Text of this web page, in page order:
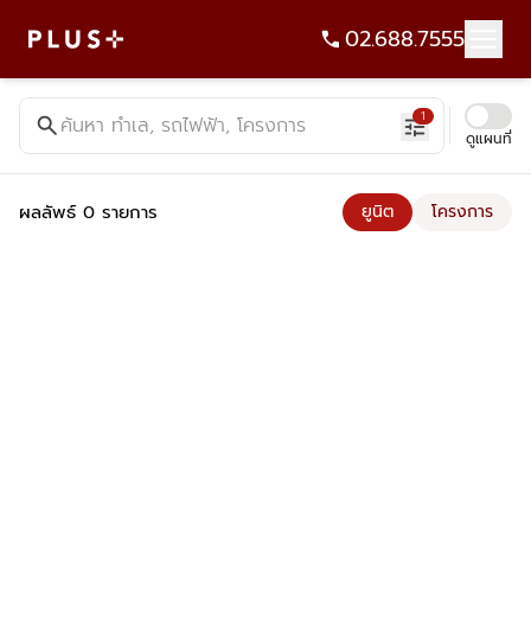
02.688.7555
ค้นหาคอนโด บ้าน ที่ดิน อาคารสำนักงาน ทั้งขายและเช่า - Plus
searchค้นหา ทำเล, รถไฟฟ้า, โครงการ tune
1
ดูแผนที่
ผลลัพธ์ 0 รายการ ยูนิต โครงการ